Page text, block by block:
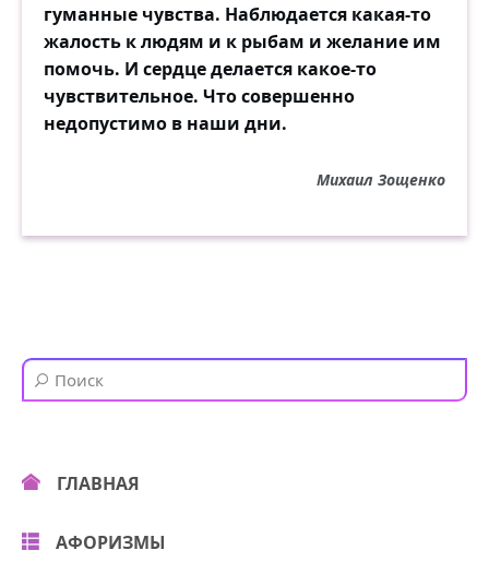
гуманные чувства. Наблюдается какая-то
жалость к людям и к рыбам и желание им
помочь. И сердце делается какое-то
чувствительное. Что совершенно
недопустимо в наши дни.
Михаил Зощенко
ГЛАВНАЯ
АФОРИЗМЫ